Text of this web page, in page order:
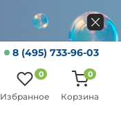
8 (495) 733-96-03
Избранное
0
Корзина
0